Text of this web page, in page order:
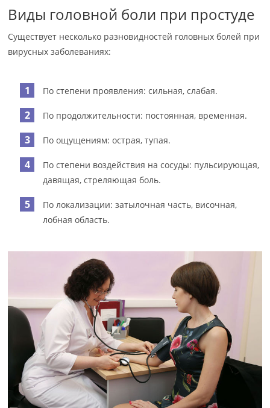
Виды головной боли при простуде
Существует несколько разновидностей головных болей при
вирусных заболеваниях:
По степени проявления: сильная, слабая.
По продолжительности: постоянная, временная.
По ощущениям: острая, тупая.
По степени воздействия на сосуды: пульсирующая,
давящая, стреляющая боль.
По локализации: затылочная часть, височная,
лобная область.